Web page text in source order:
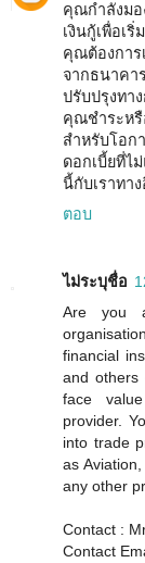
คุณกำลังม
เงินกู้เพื่อเ
คุณต้องกา
จากธนาค
ปรับปรุงทา
คุณชำระห
สำหรับโอก
ดอกเบี้ยที่ไ
นี้กับเราทาง
ตอบ
ไม่ระบุชื่อ
Are you
financial
and
face
provider.
into trade
as
any other
Contact :
Contact